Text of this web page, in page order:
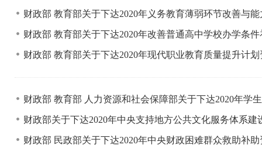
财政部 教育部关于下达2020年义务教育薄弱环节改善与
财政部 教育部关于下达2020年改善普通高中学校办学条
财政部 教育部关于下达2020年现代职业教育质量提升计
财政部 教育部 人力资源和社会保障部关于下达2020年学
财政部关于下达2020年中央支持地方公共文化服务体系
财政部 民政部关于下达2020年中央财政困难群众救助补